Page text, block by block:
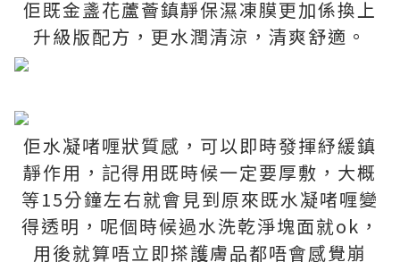
佢既金盞花蘆薈鎮靜保濕凍膜更加係換上
升級版配方，更水潤清涼，清爽舒適。
佢水凝啫喱狀質感，可以即時發揮紓緩鎮
靜作用，記得用既時候一定要厚敷，大概
等15分鐘左右就會見到原來既水凝啫喱變
得透明，呢個時候過水洗乾淨塊面就ok，
用後就算唔立即搽護膚品都唔會感覺崩